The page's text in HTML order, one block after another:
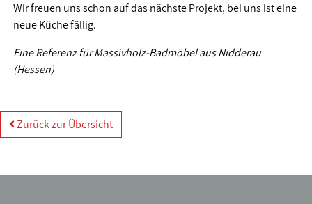
Wir freuen uns schon auf das nächste Projekt, bei uns ist eine
neue Küche fällig.
Eine Referenz für Massivholz-Badmöbel aus Nidderau
(Hessen)
Zurück zur Übersicht